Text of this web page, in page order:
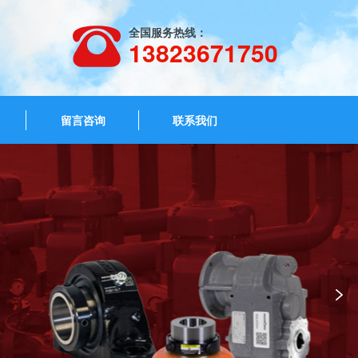
全国服务热线：
13823671750
留言咨询 联系我们